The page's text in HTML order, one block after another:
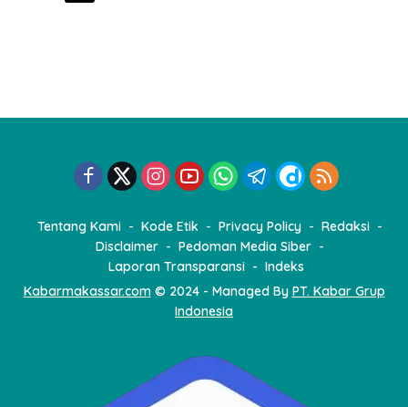
a
Tentang Kami Kode Etik Privacy Policy
Redaksi
Disclaimer
Pedoman Media Siber
Laporan Transparansi
Indeks
Kabarmakassar.com© 2024 - Managed By PT. Kabar Grup
Indonesia